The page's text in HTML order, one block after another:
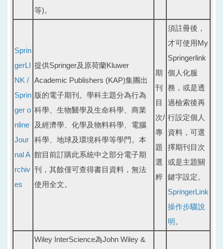
等)。
Sprin
gerLI
NK /
Sprin
ger o
nline
Jour
nal A
rchiv
es
提供Springer及原荷蘭Kluwer
Academic Publishers (KAP)集團出
版的電子期刊。學科主題分為行為
科學、生物醫學及生命科學、商業
及經濟學、化學及物料科學、電腦
科學、地球及環境科學等學門。本
館目前訂購此系統中之部分電子期
刊，其餘僅可查得書目資料，無法
使用全文。
期
刊
目
次/
專
題
選
粹
須註冊後，
才可使用My
Springerlink
個人化服
務，或是透
過檢索後再
行設定個人
資料，可選
擇期刊目次
或是主題關
鍵字設定。
SpringerLink
操作步驟說
明 。
Wiley InterScience為John Wiley &